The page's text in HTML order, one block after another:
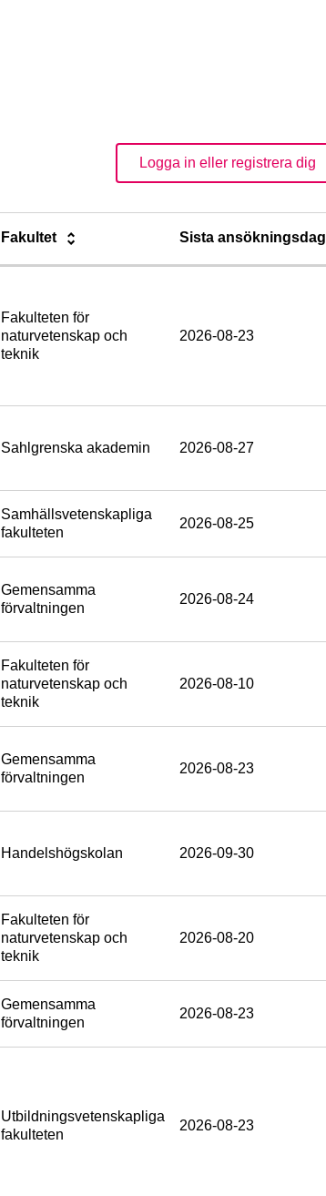
Logga in eller registrera dig
Fakultet Sista ansökningsdag
Fakulteten för
naturvetenskap och
teknik
2026-08-23
Sahlgrenska akademin 2026-08-27
Samhällsvetenskapliga
fakulteten
2026-08-25
Gemensamma
förvaltningen
2026-08-24
Fakulteten för
naturvetenskap och
teknik
2026-08-10
Gemensamma
förvaltningen
2026-08-23
Handelshögskolan 2026-09-30
Fakulteten för
naturvetenskap och
teknik
2026-08-20
Gemensamma
förvaltningen
2026-08-23
Utbildningsvetenskapliga
fakulteten
2026-08-23